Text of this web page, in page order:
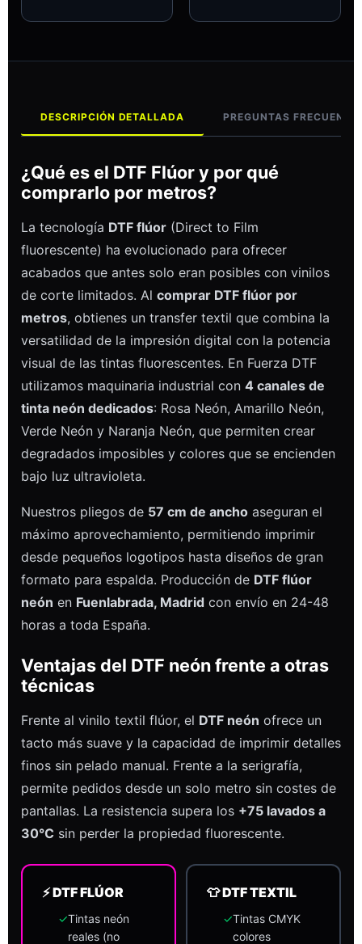
DESCRIPCIÓN DETALLADA PREGUNTAS
¿Qué es el DTF Flúor y por qué
comprarlo por metros?
La tecnología DTF flúor (Direct to Film
fluorescente) ha evolucionado para ofrecer
acabados que antes solo eran posibles con vinilos
de corte limitados. Al comprar DTF flúor por
metros, obtienes un transfer textil que combina la
versatilidad de la impresión digital con la potencia
visual de las tintas fluorescentes. En Fuerza DTF
utilizamos maquinaria industrial con 4 canales de
tinta neón dedicados: Rosa Neón, Amarillo Neón,
Verde Neón y Naranja Neón, que permiten crear
degradados imposibles y colores que se encienden
bajo luz ultravioleta.
Nuestros pliegos de 57 cm de ancho aseguran el
máximo aprovechamiento, permitiendo imprimir
desde pequeños logotipos hasta diseños de gran
formato para espalda. Producción de DTF flúor
neón en Fuenlabrada, Madrid con envío en 24-48
horas a toda España.
Ventajas del DTF neón frente a otras
técnicas
Frente al vinilo textil flúor, el DTF neón ofrece un
tacto más suave y la capacidad de imprimir detalles
finos sin pelado manual. Frente a la serigrafía,
permite pedidos desde un solo metro sin costes de
pantallas. La resistencia supera los +75 lavados a
30°C sin perder la propiedad fluorescente.
⚡ DTF FLÚOR
✓Tintas neón
reales (no
👕 DTF TEXTIL
✓Tintas CMYK
colores